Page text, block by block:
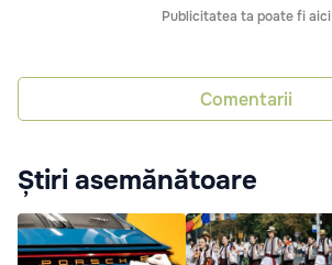
Publicitatea ta poate fi aici
Comentarii
Știri asemănătoare